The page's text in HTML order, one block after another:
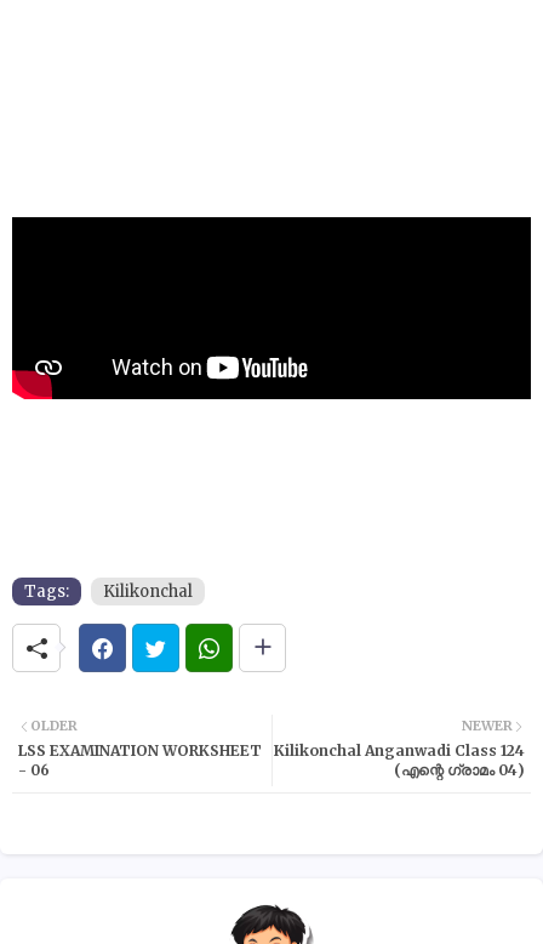
Tags: Kilikonchal
NEWER
Kilikonchal Anganwadi Class 124
(എന്റെ ഗ്രാമം 04)
OLDER
LSS EXAMINATION WORKSHEET
- 06